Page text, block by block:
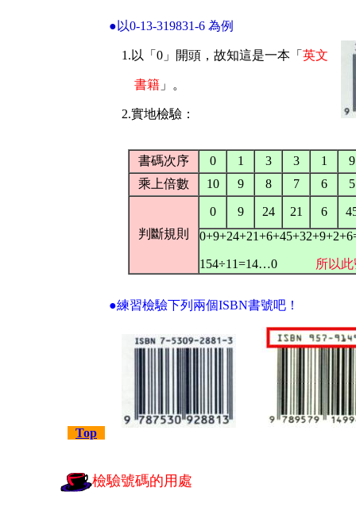
Top
●以0-13-319831-6 為例
1. 以「0」開頭，故知這是一本「 英文
書籍 」。
2.實地檢驗：
●練習檢驗下列兩個ISBN書號吧！
檢驗號碼的用處
書碼次序 0 1 3 3 1
9
乘上倍數
10 9 8 7 6 5
判斷規則
0 9 24 21 6
154÷11=14…0 所以